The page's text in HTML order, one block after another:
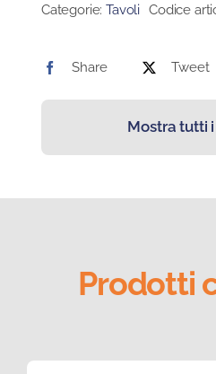
quantità
Categorie:Tavoli Codice
Share Tweet
Mostra tutti
Prodotti